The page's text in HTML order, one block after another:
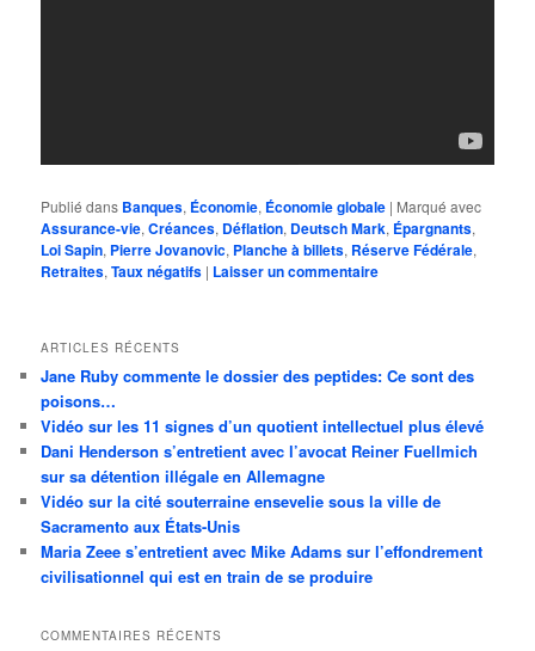
Publié dans Banques, Économie, Économie globale | Marqué avec
Assurance-vie,Créances, Déflation, Deutsch Mark, Épargnants,
Loi Sapin, Pierre Jovanovic, Planche à billets, Réserve Fédérale,
Retraites,Taux négatifs | Laisser un commentaire
ARTICLES RÉCENTS
Jane Ruby commente le dossier des peptides: Ce sont des
poisons…
Vidéo sur les 11 signes d’un quotient intellectuel plus élevé
Dani Henderson s’entretient avec l’avocat Reiner Fuellmich
sur sa détention illégale en Allemagne
Vidéo sur la cité souterraine ensevelie sous la ville de
Sacramento aux États-Unis
Maria Zeee s’entretient avec Mike Adams sur l’effondrement
civilisationnel qui est en train de se produire
COMMENTAIRES RÉCENTS